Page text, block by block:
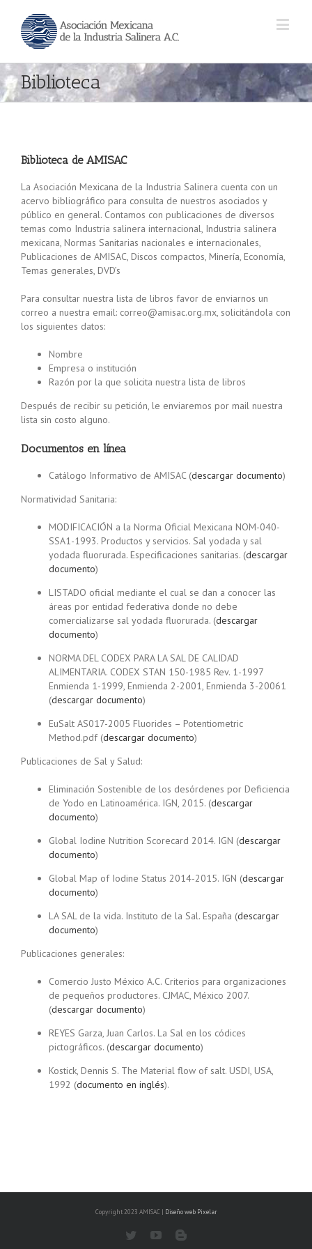
Biblioteca
Biblioteca de AMISAC
La Asociación Mexicana de la Industria Salinera cuenta con un
acervo bibliográfico para consulta de nuestros asociados y
público en general. Contamos con publicaciones de diversos
temas como Industria salinera internacional, Industria salinera
mexicana, Normas Sanitarias nacionales e internacionales,
Publicaciones de AMISAC, Discos compactos, Minería, Economía,
Temas generales, DVD’s
Para consultar nuestra lista de libros favor de enviarnos un
correo a nuestra email: correo@amisac.org.mx, solicitándola con
los siguientes datos:
Nombre
Empresa o institución
Razón por la que solicita nuestra lista de libros
Después de recibir su petición, le enviaremos por mail nuestra
lista sin costo alguno.
Documentos en línea
Catálogo Informativo de AMISAC (descargar documento)
Normatividad Sanitaria:
MODIFICACIÓN a la Norma Oficial Mexicana NOM-040-
SSA1-1993. Productos y servicios. Sal yodada y sal
yodada fluorurada. Especificaciones sanitarias. (descargar
documento)
LISTADO oficial mediante el cual se dan a conocer las
áreas por entidad federativa donde no debe
comercializarse sal yodada fluorurada. (descargar
documento)
NORMA DEL CODEX PARA LA SAL DE CALIDAD
ALIMENTARIA. CODEX STAN 150-1985 Rev. 1-1997
Enmienda 1-1999, Enmienda 2-2001, Enmienda 3-20061
(descargar documento)
EuSalt AS017-2005 Fluorides – Potentiometric
Method.pdf (descargar documento)
Publicaciones de Sal y Salud:
Eliminación Sostenible de los desórdenes por Deficiencia
de Yodo en Latinoamérica. IGN, 2015. (descargar
documento)
Global Iodine Nutrition Scorecard 2014. IGN (descargar
documento)
Global Map of Iodine Status 2014-2015. IGN (descargar
documento)
LA SAL de la vida. Instituto de la Sal. España (descargar
documento)
Publicaciones generales:
Comercio Justo México A.C. Criterios para organizaciones
de pequeños productores. CJMAC, México 2007.
(descargar documento)
REYES Garza, Juan Carlos. La Sal en los códices
pictográficos. (descargar documento)
Kostick, Dennis S. The Material flow of salt. USDI, USA,
1992 (documento en inglés).
Copyright 2023 AMISAC | Diseño web Pixelar